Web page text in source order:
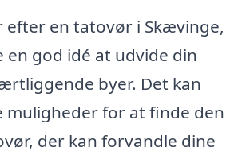
efter en tatovør i Skævinge,
god idé at udvide din
byer. Det kan
muligheder for at finde den
der kan forvandle dine